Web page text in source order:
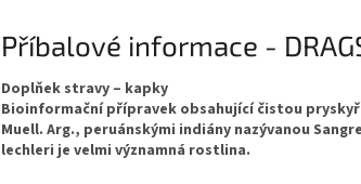
Příbalové informace -
Doplňek stravy – kapky
Bioinformační přípravek obsahující čistou
Muell. Arg., peruánskými indiány nazývanou
lechleri je velmi významná rostlina.